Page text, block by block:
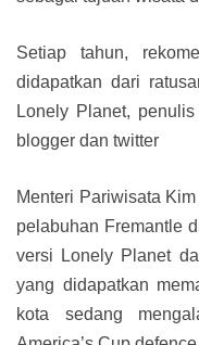
Setiap tahun,
didapatkan dari
Lonely Planet,
blogger dan twitter
Menteri Pariwisata
pelabuhan Fremantle
versi Lonely Planet
yang didapatkan
kota sedang